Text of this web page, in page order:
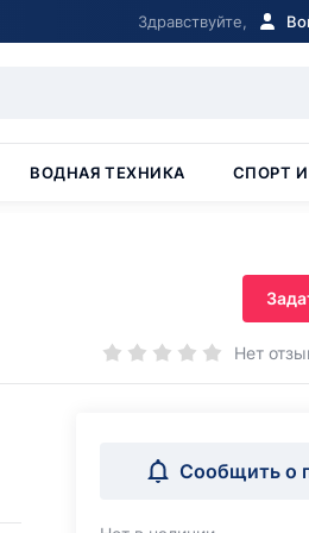
Здравствуйте,
ВОДНАЯ ТЕХНИКА СПОРТ
Нет
Сообщить о